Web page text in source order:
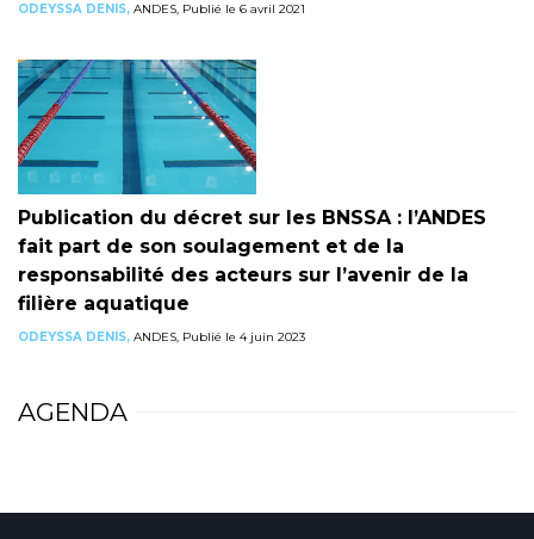
ODEYSSA DENIS, ANDES, Publié le 6 avril 2021
Publication du décret sur les BNSSA : l’ANDES
fait part de son soulagement et de la
responsabilité des acteurs sur l’avenir de la
filière aquatique
ODEYSSA DENIS, ANDES, Publié le 4 juin 2023
AGENDA